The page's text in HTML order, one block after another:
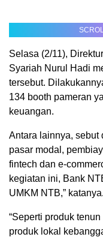
Selasa (2/11),
Syariah Nurul Hadi
tersebut.
134 booth pameran
keuangan.
Antara lainnya, sebut
pasar modal,
fintech dan e-
kegiatan ini, Bank
UMKM NTB,” katanya.
“Seperti produk
produk lokal